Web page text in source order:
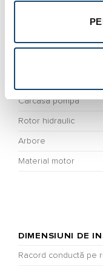
Carcasă pompă
Rotor hidraulic
Arbore
Material motor
DIMENSIUNI DE
Racord conductă pe